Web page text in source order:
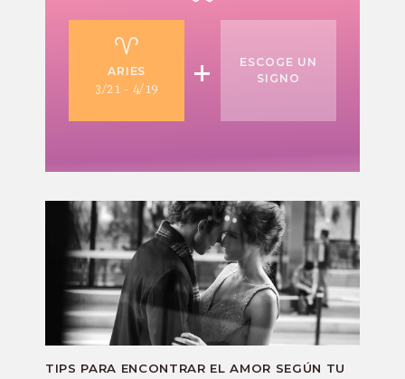
ARIES
3/21 - 4/19 +
ESCOGE UN
SIGNO
TIPS PARA ENCONTRAR EL AMOR SEGÚN TU